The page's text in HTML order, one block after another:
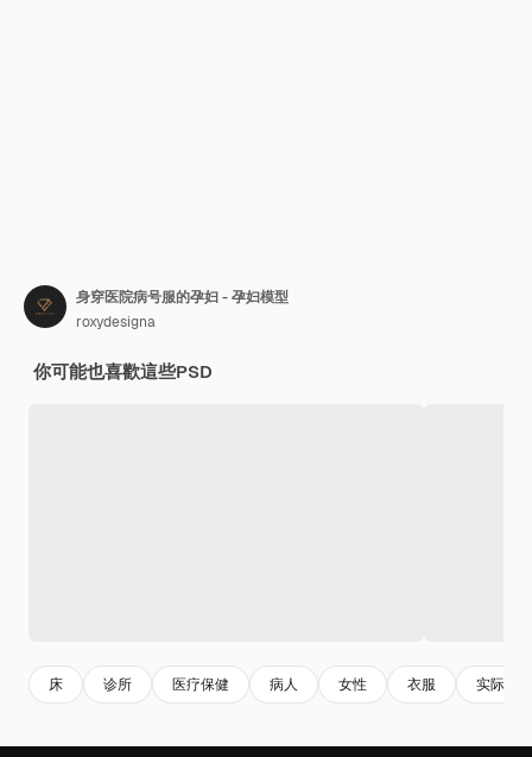
身穿医院病号服的孕妇 - 孕妇模型
roxydesigna
你可能也喜歡這些PSD
床 诊所 医疗保健 病人 女性 衣服 实际